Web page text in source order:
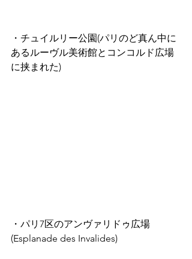
・チュイルリー公園(パリのど真ん中に
あるルーヴル美術館とコンコルド広場
に挟まれた)
・パリ7区のアンヴァリドゥ広場
(Esplanade des Invalides)